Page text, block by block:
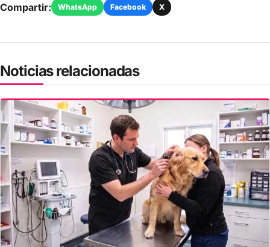
Compartir: WhatsApp Facebook X
Noticias relacionadas